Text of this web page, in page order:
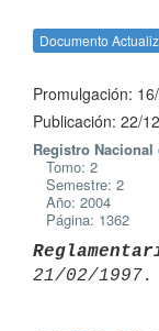
Documento
Promulgación:
Publicación: 22/
Registro Nacional
Tomo: 2
Semestre: 2
Año: 2004
Página: 1362